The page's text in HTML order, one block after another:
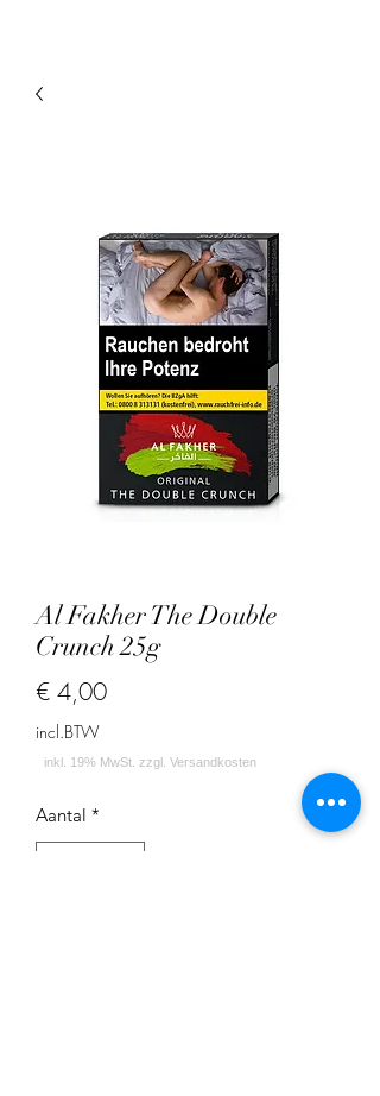
Al Fakher The Double
Crunch 25g
€ 4,00Prijs
incl.BTW
Aantal *